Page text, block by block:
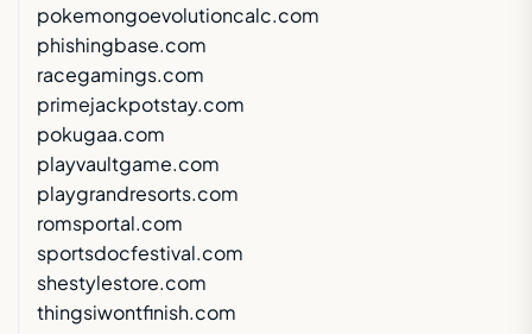
pokemongoevolutioncalc.com
phishingbase.com
racegamings.com
primejackpotstay.com
pokugaa.com
playvaultgame.com
playgrandresorts.com
romsportal.com
sportsdocfestival.com
shestylestore.com
thingsiwontfinish.com